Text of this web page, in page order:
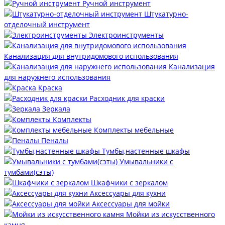
Ручной инструмент
Штукатурно-
отделочный инструмент
Электроинструменты
Канализация для внутридомового использования
Канализация
для наружнего использования
Краска
Расходник для краски
Зеркала
Комплекты
Комплекты мебельные
Пеналы
Тумбы,настенные шкафы
Умывальники с
тумбами(сэты)
Шкафчики с зеркалом
Аксессуары для кухни
Аксессуары для мойки
Мойки из искусственного